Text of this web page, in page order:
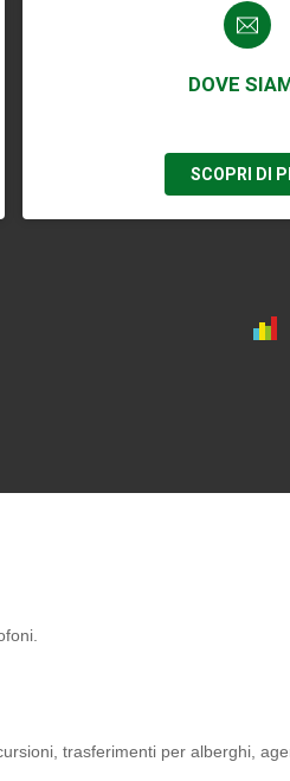
DOVE
SCOPRI DI
trasferimenti per alberghi,